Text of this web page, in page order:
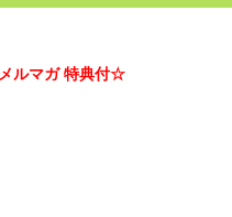
メルマガ 特典付☆